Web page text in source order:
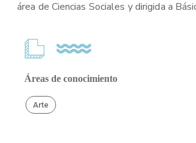
área de Ciencias Sociales y dirigida a
Áreas de conocimiento
Arte